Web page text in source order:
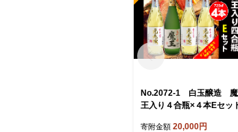
No.2072-1 白玉醸造 魔
王入り４合瓶×４本Eセッ
寄附金額 20,000円